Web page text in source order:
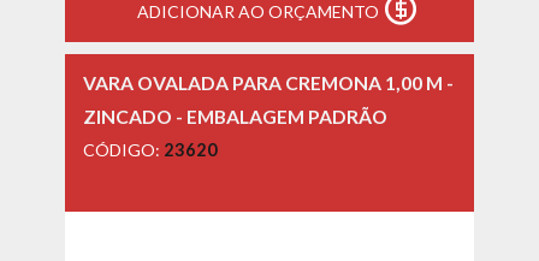
ADICIONAR AO ORÇAMENTO
VARA OVALADA PARA CREMONA 1,00 M -
ZINCADO - EMBALAGEM PADRÃO
CÓDIGO: 23620